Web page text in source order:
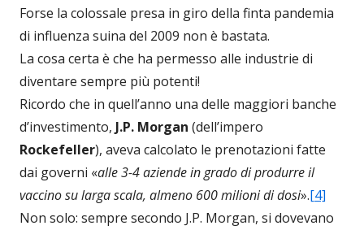
Forse la colossale presa in giro della finta pandemia
di influenza suina del 2009 non è bastata.
La cosa certa è che ha permesso alle industrie di
diventare sempre più potenti!
Ricordo che in quell’anno una delle maggiori banche
d’investimento, J.P. Morgan (dell’impero
Rockefeller), aveva calcolato le prenotazioni fatte
dai governi «alle 3-4 aziende in grado di produrre il
vaccino su larga scala, almeno 600 milioni di dosi».[4]
Non solo: sempre secondo J.P. Morgan, si dovevano